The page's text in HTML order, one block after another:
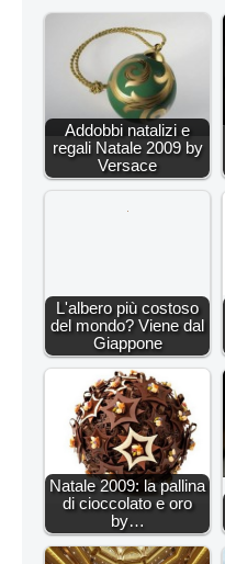
Addobbi natalizi e
regali Natale 2009 by
Versace
L'albero più costoso
del mondo? Viene dal
Giappone
Natale 2009: la pallina
di cioccolato e oro
by…